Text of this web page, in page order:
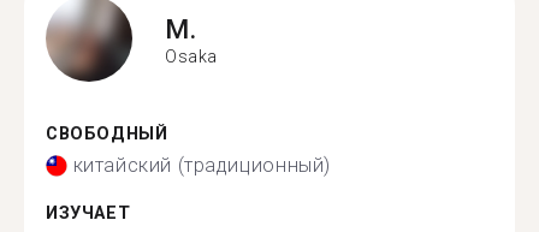
M.
Osaka
СВОБОДНЫЙ
китайский (традиционный)
ИЗУЧАЕТ